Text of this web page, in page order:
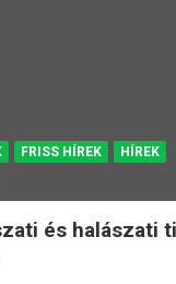
FRISS HÍREK
HÍREK
és halászati